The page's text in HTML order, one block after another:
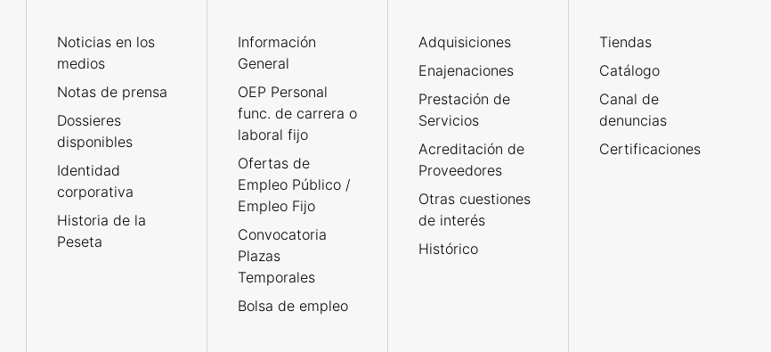
Noticias en los
medios
Notas de prensa
Dossieres
disponibles
Identidad
corporativa
Historia de la
Peseta
Información
General
OEP Personal
func. de carrera o
laboral fijo
Ofertas de
Empleo Público /
Empleo Fijo
Convocatoria
Plazas
Temporales
Bolsa de empleo
Adquisiciones
Enajenaciones
Prestación de
Servicios
Acreditación de
Proveedores
Otras cuestiones
de interés
Histórico
Tiendas
Catálogo
Canal de
denuncias
Certificaciones